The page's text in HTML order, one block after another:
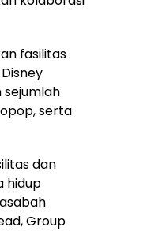
fasilitas
sejumlah
serta
dan
hidup
Group